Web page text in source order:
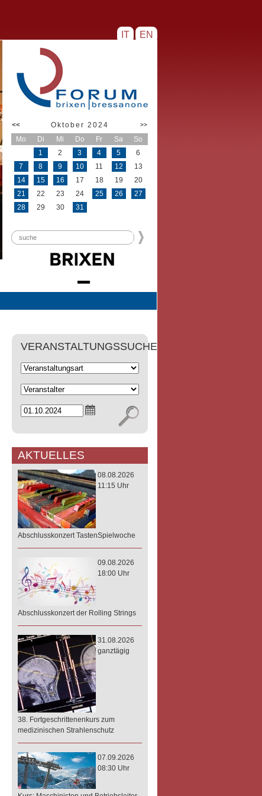
IT EN
<< Oktober 2024 >>
Mo Di Mi Do Fr Sa
So
1
2 3 4 5
6
7
8 9 10 11 12
13
14
15 16 17 18 19
20
21
22 23 24 25 26
27
28
29 30 31
VERANSTALTUNGSSUCHE
AKTUELLES
08.08.2026
11:15 Uhr
Abschlusskonzert TastenSpielwoche
09.08.2026
18:00 Uhr
Abschlusskonzert der Rolling Strings
31.08.2026
ganztägig
38. Fortgeschrittenenkurs zum
medizinischen Strahlenschutz
07.09.2026
08:30 Uhr